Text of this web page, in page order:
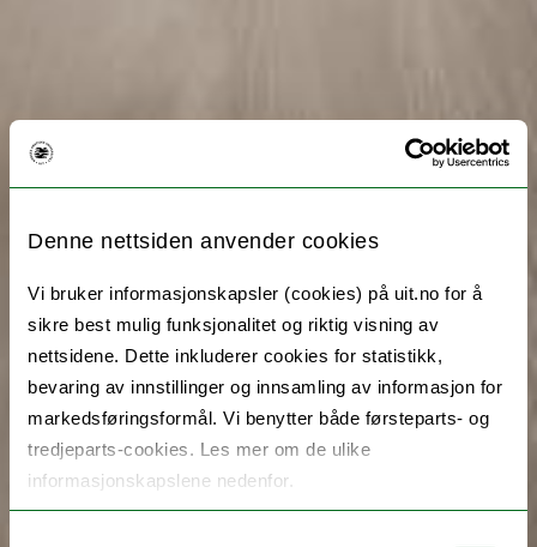
Denne nettsiden anvender cookies
Vi bruker informasjonskapsler (cookies) på uit.no for å
sikre best mulig funksjonalitet og riktig visning av
nettsidene. Dette inkluderer cookies for statistikk,
bevaring av innstillinger og innsamling av informasjon for
markedsføringsformål. Vi benytter både førsteparts- og
tredjeparts-cookies. Les mer om de ulike
informasjonskapslene nedenfor.